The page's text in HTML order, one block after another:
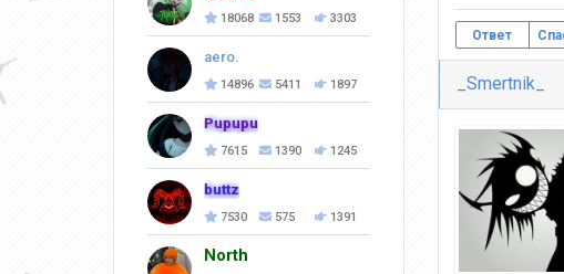
Ответ
_Smertnik_
18068 1553 3303
aero.
14896 5411 1897
Pupupu
7615 1390 1245
buttz
7530 575 1391
North